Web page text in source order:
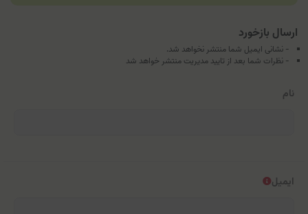
ارسال بازخورد
- نشانی ایمیل شما منتشر نخواهد شد.
- نظرات شما بعد از تایید مدیریت منتشر خواهد شد
نام
ایمیل